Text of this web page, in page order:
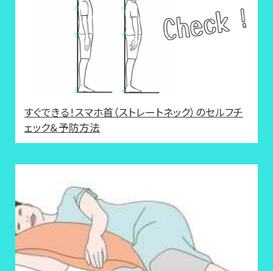
すぐできる！スマホ首（ストレートネック）のセルフチ
ェック＆予防方法